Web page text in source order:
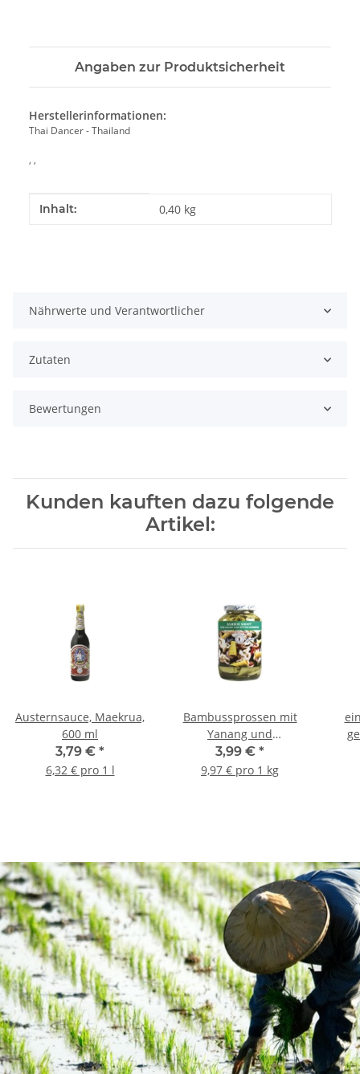
Angaben zur Produktsicherheit
Herstellerinformationen:
Thai Dancer - Thailand
, ,
Produkteigenschaft
Wert
Inhalt: 0,40 kg
Nährwerte und Verantwortlicher
Zutaten
Bewertungen
Kunden kauften dazu folgende
Artikel:
Austernsauce, Maekrua,
600 ml
3,79 € *
6,32 € pro 1 l
Bambussprossen mit
Yanang und
Austernpilzen, 680 gr.
3,99 € *
9,97 € pro 1 kg